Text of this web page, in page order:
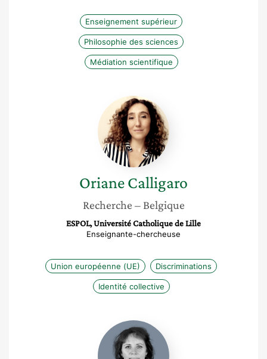
Enseignement supérieur
Philosophie des sciences
Médiation scientifique
Oriane
Calligaro
OrianeCalligaro
Recherche – Belgique
ESPOL, Université Catholique de Lille
Enseignante-chercheuse
Union européenne (UE) Discriminations
Identité collective
Géraldine
Michel